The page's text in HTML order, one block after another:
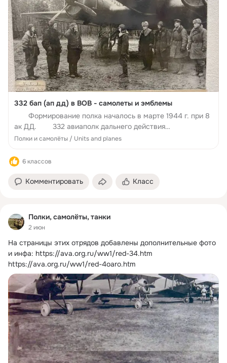
332 бап (ап дд) в ВОВ - самолеты и эмблемы
Формирование полка началось в марте 1944 г. при 8
ак ДД. 332 авиаполк дальнего действия
переименован Директивой Генерального штаба №
авиационный...
Полки и самолёты / Units and planes
6 классов
Комментировать Класс
Полки, самолёты, танки
2 июн
На страницы этих отрядов добавлены дополнительные фото
и инфа: https://ava.org.ru/ww1/red-34.htm
https://ava.org.ru/ww1/red-4oaro.htm